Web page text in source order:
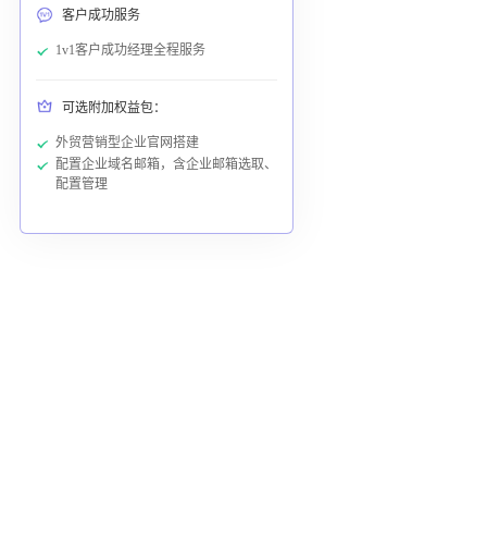
客户成功服务
1v1客户成功经理全程服务
可选附加权益包：
外贸营销型企业官网搭建
配置企业域名邮箱，含企业邮箱选取、
配置管理